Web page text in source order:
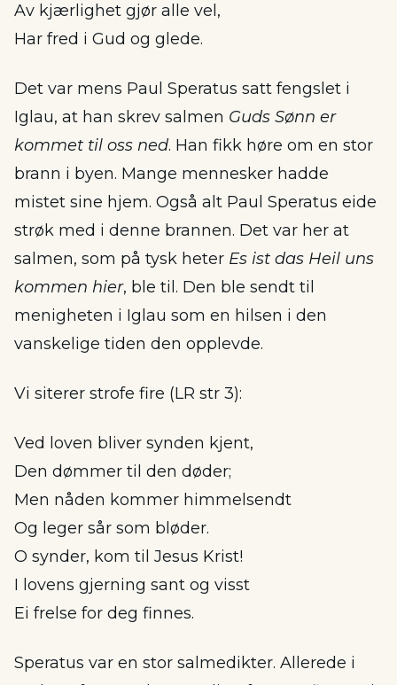
Av kjærlighet gjør alle vel,
Har fred i Gud og glede.
Det var mens Paul Speratus satt fengslet i
Iglau, at han skrev salmen Guds Sønn er
kommet til oss ned. Han fikk høre om en stor
brann i byen. Mange mennesker hadde
mistet sine hjem. Også alt Paul Speratus eide
strøk med i denne brannen. Det var her at
salmen, som på tysk heter Es ist das Heil uns
kommen hier, ble til. Den ble sendt til
menigheten i Iglau som en hilsen i den
vanskelige tiden den opplevde.
Vi siterer strofe fire (LR str 3):
Ved loven bliver synden kjent,
Den dømmer til den døder;
Men nåden kommer himmelsendt
Og leger sår som bløder.
O synder, kom til Jesus Krist!
I lovens gjerning sant og visst
Ei frelse for deg finnes.
Speratus var en stor salmedikter. Allerede i